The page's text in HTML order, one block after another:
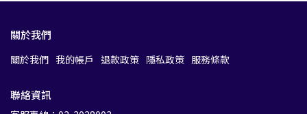
關於我們
關於我們 我的帳戶 退款政策 隱私政策 服務條款
聯絡資訊